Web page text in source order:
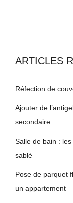
ARTICLES
Réfection de
Ajouter de
secondaire
Salle de bain :
sablé
Pose de parquet
un appartement